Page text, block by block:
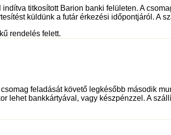
titkosított Barion banki felületen. A
küldünk a futár érkezési időpontjáról. A
rendelés felett.
feladását követő legkésőbb második
lehet bankkártyával, vagy készpénzzel. A